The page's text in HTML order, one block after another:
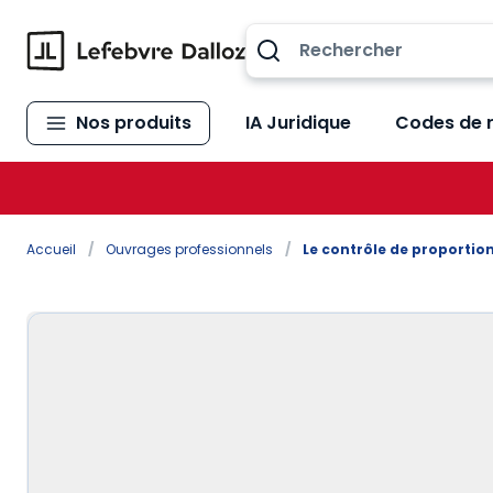
Nos produits IA Juridique Codes de
Accueil / Ouvrages professionnels / Le contrôle de